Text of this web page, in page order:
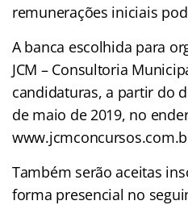
remunerações iniciais
A banca escolhida para
JCM – Consultoria
candidaturas, a partir do
de maio de 2019, no
Também serão aceitas
forma presencial no